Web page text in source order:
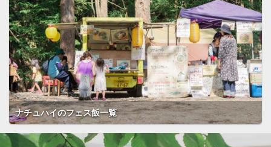
ナチュハイのフェス飯一覧